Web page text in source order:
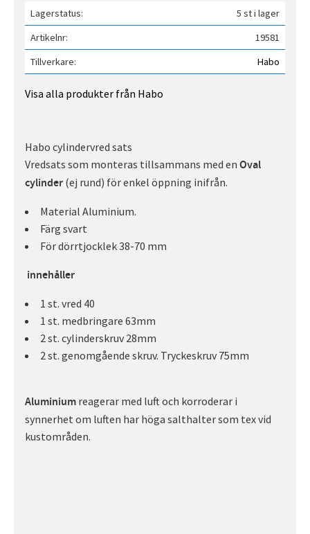
Lagerstatus
5 st i lager
Artikelnr
19581
Tillverkare
Habo
Visa alla produkter från Habo
Habo cylindervred sats
Vredsats som monteras tillsammans med en Oval
cylinder (ej rund) för enkel öppning inifrån.
Material Aluminium.
Färg svart
För dörrtjocklek 38-70 mm
innehåller
1 st. vred 40
1 st. medbringare 63mm
2 st. cylinderskruv 28mm
2 st. genomgående skruv. Tryckeskruv 75mm
Aluminium reagerar med luft och korroderar i
synnerhet om luften har höga salthalter som tex vid
kustområden.